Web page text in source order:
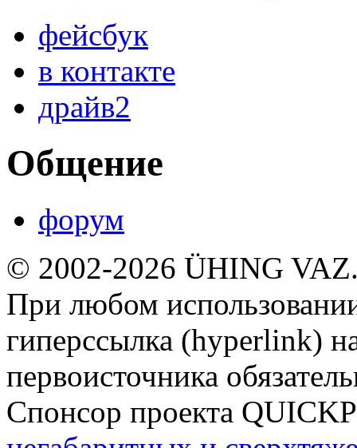
фейсбук
в контакте
драйв2
Общение
форум
© 2002-2026 ÜHING
При любом
гиперссылка (hyperlink)
первоисточника
Спонсор проекта